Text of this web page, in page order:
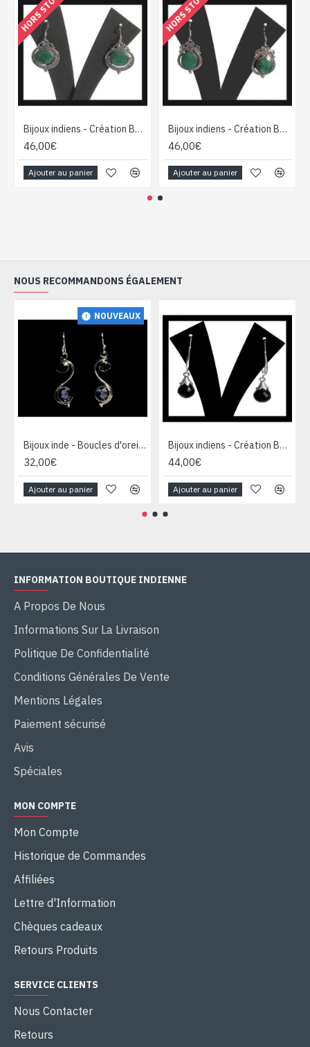
HORS STOCK
Bijoux indiens - Création Boucles d'oreilles Emeraude
46,00€
Ajouter au panier
HORS STOCK
Bijoux indiens - Création Boucles d'oreilles Emeraude
46,00€
Ajouter au panier
NOUS RECOMMANDONS ÉGALEMENT
NOUVEAUX
Bijoux inde - Boucles d'oreilles indiennes argent et saphir d'eau
32,00€
Ajouter au panier
Bijoux indiens - Création Boucles d'oreilles Onyx
44,00€
Ajouter au panier
INFORMATION BOUTIQUE INDIENNE
A Propos De Nous
Informations Sur La Livraison
Politique De Confidentialité
Conditions Générales De Vente
Mentions Légales
Paiement sécurisé
Avis
Spéciales
MON COMPTE
Mon Compte
Historique de Commandes
Affiliées
Lettre d'Information
Chèques cadeaux
Retours Produits
SERVICE CLIENTS
Nous Contacter
Retours